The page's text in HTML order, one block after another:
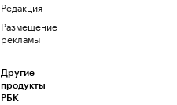
Редакция
Размещение
рекламы
Другие
продукты
РБК